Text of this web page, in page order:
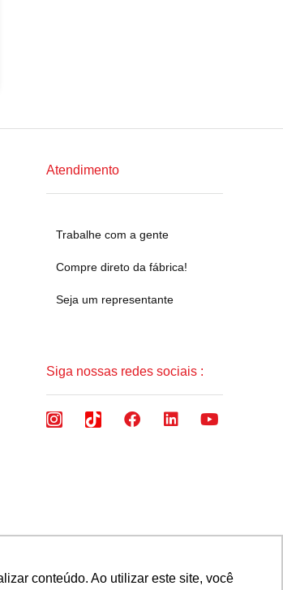
conteúdo. Ao utilizar este site, você
Atendimento
Trabalhe com a gente
Compre direto da fábrica!
Seja um representante
Siga nossas redes sociais :
375